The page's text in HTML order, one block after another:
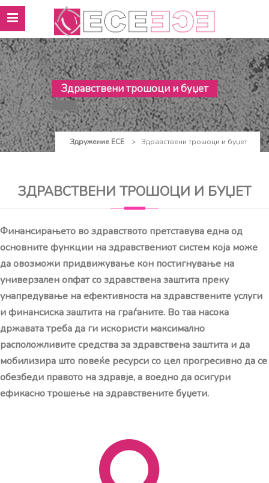
Здравствени трошоци и буџет
Здружение ЕСЕ > Здравствени трошоци и буџет
ЗДРАВСТВЕНИ ТРОШОЦИ И БУЏЕТ
Финансирањето во здравството претставува една од
основните функции на здравствениот систем која може
да овозможи придвижување кон постигнување на
универзален опфат со здравствена заштита преку
унапредување на ефективноста на здравствените услуги
и финансиска заштита на граѓаните. Во таа насока
државата треба да ги искористи максимално
расположливите средства за здравствена заштита и да
мобилизира што повеќе ресурси со цел прогресивно да се
обезбеди правото на здравје, а воедно да осигури
ефикасно трошење на здравствените буџети.